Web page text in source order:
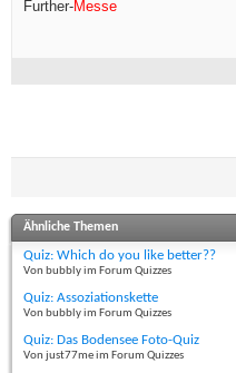
Further-Messe
Ähnliche Themen
Quiz: Which do you like better??
Von bubbly im Forum Quizzes
Quiz: Assoziationskette
Von bubbly im Forum Quizzes
Quiz: Das Bodensee Foto-Quiz
Von just77me im Forum Quizzes